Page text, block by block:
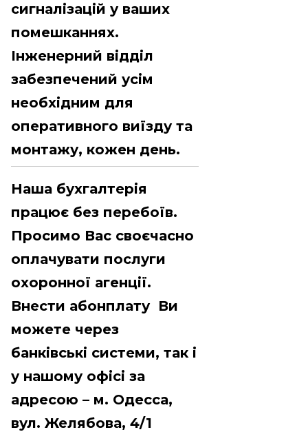
сигналізацій у ваших
помешканнях.
Інженерний відділ
забезпечений усім
необхідним для
оперативного виїзду та
монтажу, кожен день.
Наша бухгалтерія
працює без перебоїв.
Просимо Вас своєчасно
оплачувати послуги
охоронної агенції.
Внести абонплату Ви
можете через
банківські системи, так і
у нашому офісі за
адресою – м. Одесса,
вул. Желябова, 4/1